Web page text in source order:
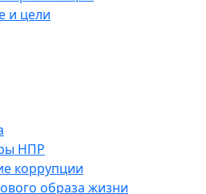
и цели
НПР
коррупции
образа жизни